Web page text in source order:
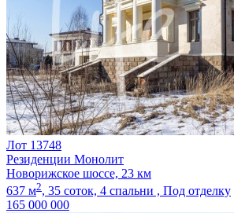
Лот 13748
Резиденции Монолит
Новорижское шоссе, 23 км
637 м2, 35 соток, 4 спальни , Под отделку
165 000 000